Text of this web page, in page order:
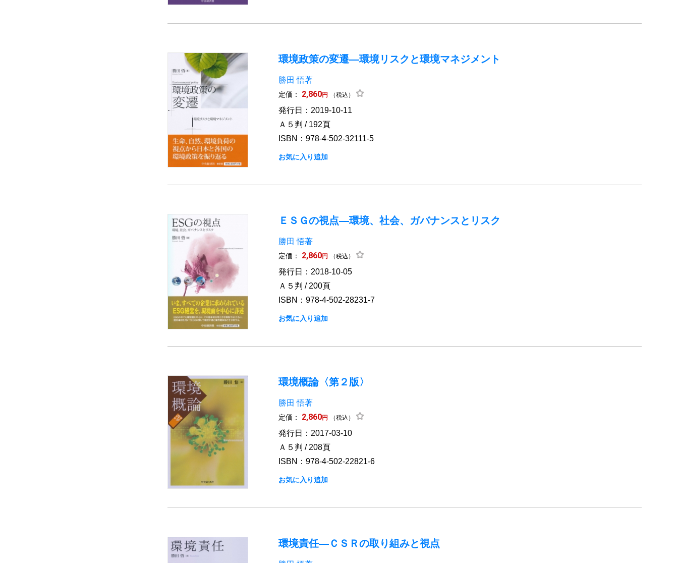
環境政策の変遷―環境リスクと環境マネジメント
勝田 悟著
定価： 2,860円 （税込）
発行日：2019-10-11
Ａ５判 / 192頁
ISBN：978-4-502-32111-5
お気に入り追加
ＥＳＧの視点―環境、社会、ガバナンスとリスク
勝田 悟著
定価： 2,860円 （税込）
発行日：2018-10-05
Ａ５判 / 200頁
ISBN：978-4-502-28231-7
お気に入り追加
環境概論〈第２版〉
勝田 悟著
定価： 2,860円 （税込）
発行日：2017-03-10
Ａ５判 / 208頁
ISBN：978-4-502-22821-6
お気に入り追加
環境責任―ＣＳＲの取り組みと視点